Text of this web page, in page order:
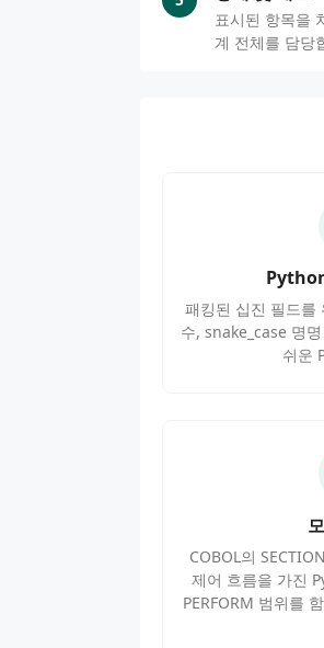
표시된 항목을
계 전체를 담당
패킹된 십진 필드
수, snake_case 명
쉬운
COBOL의
제어 흐름을 가진
PERFORM 범위를